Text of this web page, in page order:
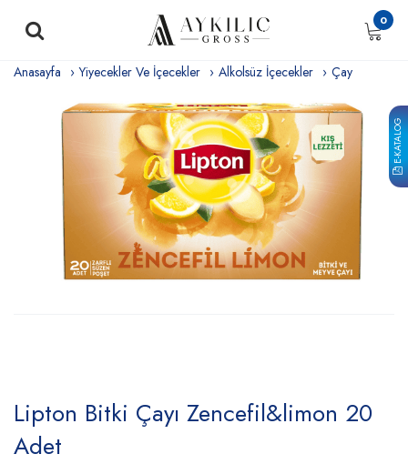
E-KATALOG
0
Anasayfa Yiyecekler Ve İçecekler Alkolsüz İçecekler Çay
Lipton Bitki Çayı Zencefil&limon 20
Adet